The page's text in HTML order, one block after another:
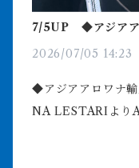
7/5UP ◆アジアア
2026/07/05 14:23
◆アジアアロワナ
NA LESTARIより